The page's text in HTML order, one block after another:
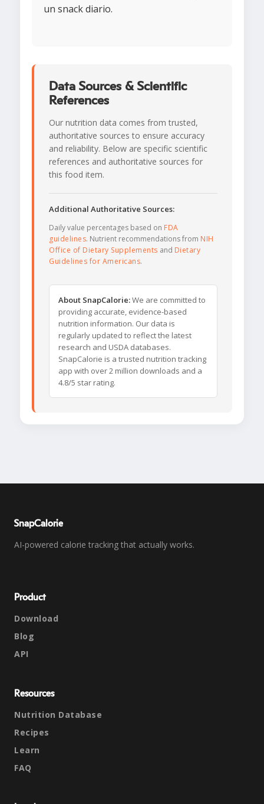
un snack diario.
Data Sources & Scientific
References
Our nutrition data comes from trusted,
authoritative sources to ensure accuracy
and reliability. Below are specific scientific
references and authoritative sources for
this food item.
Additional Authoritative Sources:
Daily value percentages based on FDA
guidelines. Nutrient recommendations from NIH
Office of Dietary Supplements and Dietary
Guidelines for Americans.
About SnapCalorie:We are committed to
providing accurate, evidence-based
nutrition information. Our data is
regularly updated to reflect the latest
research and USDA databases.
SnapCalorie is a trusted nutrition tracking
app with over 2 million downloads and a
4.8/5 star rating.
SnapCalorie
AI-powered calorie tracking that actually works.
Product
Download
Blog
API
Resources
Nutrition Database
Recipes
Learn
FAQ